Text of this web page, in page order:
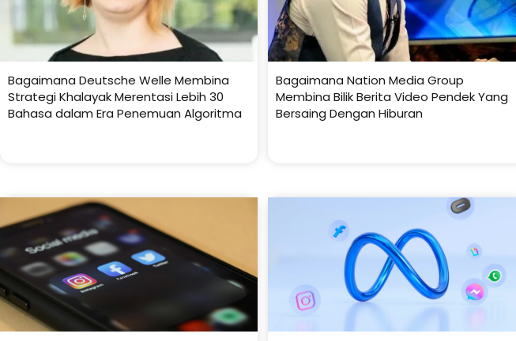
Bagaimana Deutsche Welle Membina
Strategi Khalayak Merentasi Lebih 30
Bahasa dalam Era Penemuan Algoritma
Bagaimana Nation Media Group
Membina Bilik Berita Video Pendek Yang
Bersaing Dengan Hiburan